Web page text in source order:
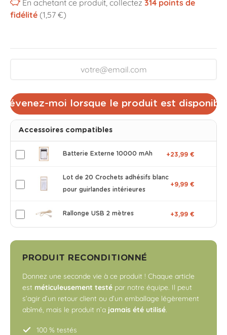
En achetant ce produit, collectez 314points de
fidélité (1,57 €)
moi lorsque le produit est
Accessoires compatibles
Batterie Externe 10000 mAh +23,99 €
Lot de 20 Crochets adhésifs blanc
pour guirlandes intérieures
+9,99 €
Rallonge USB 2 mètres +3,99 €
PRODUIT RECONDITIONNÉ
Donnez une seconde vie à ce produit ! Chaque article
est méticuleusement testé par notre équipe. Il peut
s’agir d’un retour client ou d’un emballage légèrement
abîmé, mais le produit n’a jamais été utilisé.
100 % testés